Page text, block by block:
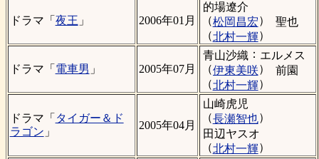
ドラマ「 夜王 」 2006年01月
的場遼介
（松岡昌宏）
聖也
（北村一輝）
ドラマ「 電車男 」 2005年07月
青山沙織 ： エルメス
（伊東美咲）
前園
（北村一輝）
ドラマ「 タイガー＆ド
ラゴン 」
2005年04月
山崎虎児
（長瀬智也）
田辺ヤスオ
（北村一輝）